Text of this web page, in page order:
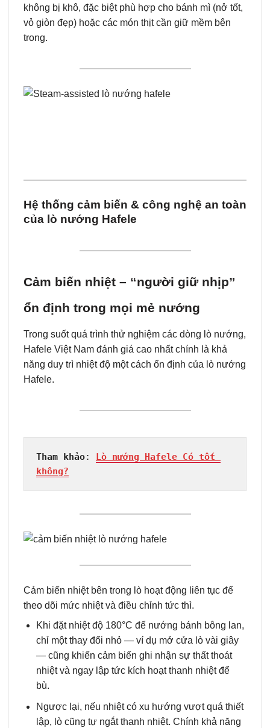
không bị khô, đặc biệt phù hợp cho bánh mì (nở tốt,
vỏ giòn đẹp) hoặc các món thịt cần giữ mềm bên
trong.
Hệ thống cảm biến & công nghệ an toàn
của lò nướng Hafele
Cảm biến nhiệt – “người giữ nhịp”
ổn định trong mọi mẻ nướng
Trong suốt quá trình thử nghiệm các dòng lò nướng,
Hafele Việt Nam đánh giá cao nhất chính là khả
năng duy trì nhiệt độ một cách ổn định của lò nướng
Hafele.
Tham khảo: Lò nướng Hafele Có tốt
không?
Cảm biến nhiệt bên trong lò hoạt động liên tục để
theo dõi mức nhiệt và điều chỉnh tức thì.
Khi đặt nhiệt độ 180°C để nướng bánh bông lan,
chỉ một thay đổi nhỏ — ví dụ mở cửa lò vài giây
— cũng khiến cảm biến ghi nhận sự thất thoát
nhiệt và ngay lập tức kích hoạt thanh nhiệt để
bù.
Ngược lại, nếu nhiệt có xu hướng vượt quá thiết
lập, lò cũng tự ngắt thanh nhiệt. Chính khả năng